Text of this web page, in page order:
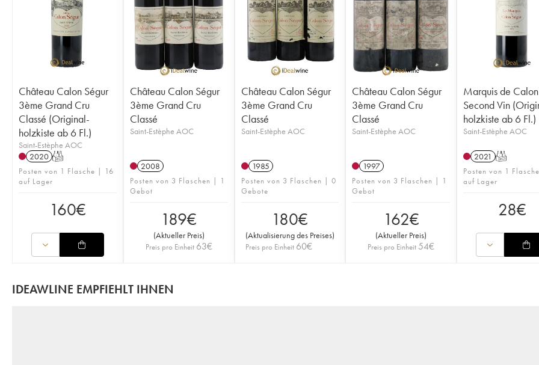
Château Calon Ségur
3ème Grand Cru
Classé (Original-
holzkiste ab 6 Fl.)
Saint-Estèphe AOC
2020 T
Posten von 1 Flasche | 16
auf Lager
160€
Château Calon Ségur
3ème Grand Cru
Classé
Saint-Estèphe AOC
2008
Posten von 3 Flaschen | 1
Gebot
189€
(Aktueller Preis)
Preis pro Einheit 63€
Château Calon Ségur
3ème Grand Cru
Classé
Saint-Estèphe AOC
1985
Posten von 3 Flaschen | 0
Gebote
180€
(Aktualisierung des Preises)
Preis pro Einheit 60€
Château Calon Ségur
3ème Grand Cru
Classé
Saint-Estèphe AOC
1997
Posten von 3 Flaschen | 1
Gebot
162€
(Aktueller Preis)
Preis pro Einheit 54€
Marquis de Calon
Second Vin
holzkiste ab 6 Fl.)
Saint-Estèphe AOC
2021 T
Posten von 1
auf Lager
28€
IDEAWLINE EMPFIEHLT IHNEN